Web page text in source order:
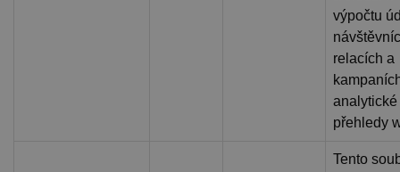
výpočtu
relacích a
analytické
přehledy
Tento